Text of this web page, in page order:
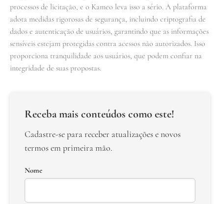
processos de licitação, e o Kameo leva isso a sério. A plataforma
adota medidas rigorosas de segurança, incluindo criptografia de
dados e autenticação de usuários, garantindo que as informações
sensíveis estejam protegidas contra acessos não autorizados. Isso
proporciona tranquilidade aos usuários, que podem confiar na
integridade de suas propostas.
Receba mais conteúdos como este!
Cadastre-se para receber atualizações e novos
termos em primeira mão.
Nome